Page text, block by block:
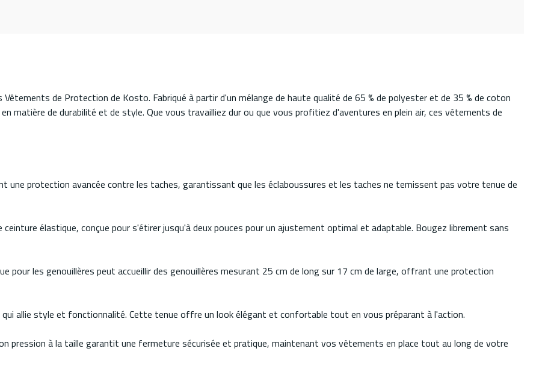
de Protection de Kosto. Fabriqué à partir d'un mélange de haute qualité de 65 % de polyester et de 35 % de coton
matière de durabilité et de style. Que vous travailliez dur ou que vous profitiez d'aventures en plein air, ces vêtements de
une protection avancée contre les taches, garantissant que les éclaboussures et les taches ne ternissent pas votre tenue de
élastique, conçue pour s'étirer jusqu'à deux pouces pour un ajustement optimal et adaptable. Bougez librement sans
pour les genouillères peut accueillir des genouillères mesurant 25 cm de long sur 17 cm de large, offrant une protection
qui allie style et fonctionnalité. Cette tenue offre un look élégant et confortable tout en vous préparant à l'action.
pression à la taille garantit une fermeture sécurisée et pratique, maintenant vos vêtements en place tout au long de votre